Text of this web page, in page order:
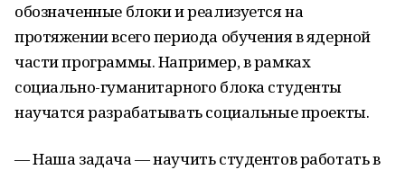
обозначенные блоки и реализуется на
протяжении всего периода обучения в ядерной
части программы. Например, в рамках
социально-гуманитарного блока студенты
научатся разрабатывать социальные проекты.
— Наша задача — научить студентов работать в